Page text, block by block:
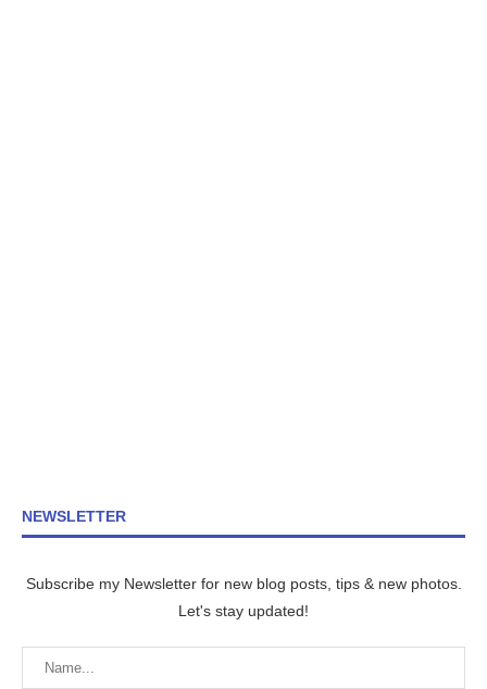
NEWSLETTER
Subscribe my Newsletter for new blog posts, tips & new photos.
Let's stay updated!